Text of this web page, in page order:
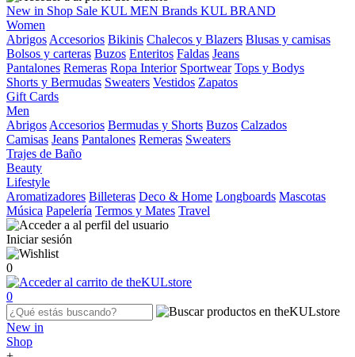
New in Shop Sale KUL MEN Brands KUL BRAND
Women
Abrigos Accesorios Bikinis Chalecos y Blazers Blusas y camisas
Bolsos y carteras Buzos Enteritos Faldas Jeans
Pantalones Remeras Ropa Interior Sportwear Tops y Bodys
Shorts y Bermudas Sweaters Vestidos Zapatos
Gift Cards
Men
Abrigos Accesorios Bermudas y Shorts Buzos Calzados
Camisas Jeans Pantalones Remeras Sweaters
Trajes de Baño
Beauty
Lifestyle
Aromatizadores Billeteras Deco & Home Longboards Mascotas
Música Papelería Termos y Mates Travel
Iniciar sesión
0
0
New in
Shop